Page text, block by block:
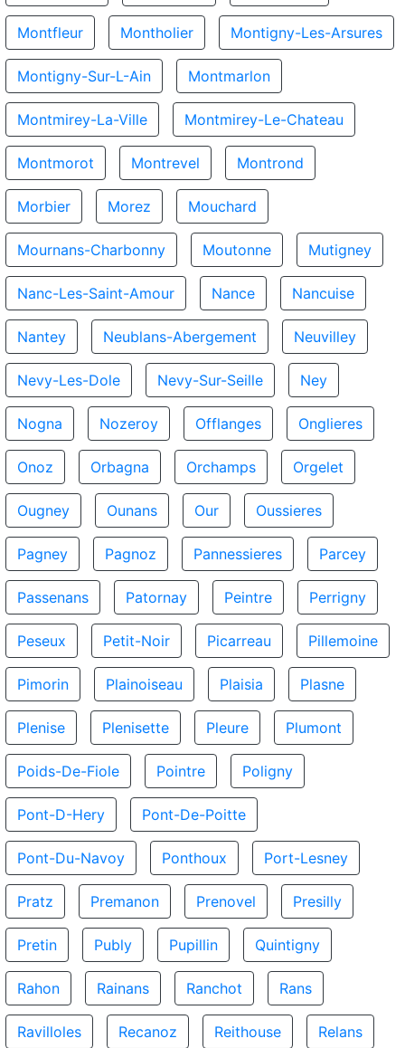
Montfleur Montholier Montigny-Les-Arsures
Montigny-Sur-L-Ain Montmarlon
Montmirey-La-Ville Montmirey-Le-Chateau
Montmorot Montrevel Montrond
Morbier Morez Mouchard
Mournans-Charbonny Moutonne Mutigney
Nanc-Les-Saint-Amour Nance Nancuise
Nantey Neublans-Abergement Neuvilley
Nevy-Les-Dole Nevy-Sur-Seille Ney
Nogna Nozeroy Offlanges Onglieres
Onoz Orbagna Orchamps Orgelet
Ougney Ounans Our Oussieres
Pagney Pagnoz Pannessieres Parcey
Passenans Patornay Peintre Perrigny
Peseux Petit-Noir Picarreau Pillemoine
Pimorin Plainoiseau Plaisia Plasne
Plenise Plenisette Pleure Plumont
Poids-De-Fiole Pointre Poligny
Pont-D-Hery Pont-De-Poitte
Pont-Du-Navoy Ponthoux Port-Lesney
Pratz Premanon Prenovel Presilly
Pretin Publy Pupillin Quintigny
Rahon Rainans Ranchot Rans
Ravilloles Recanoz Reithouse Relans